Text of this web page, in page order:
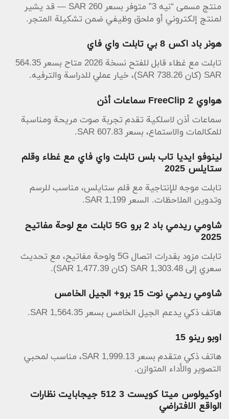
منتج مسمى “نيه 3” متوفر بسعر 260 SAR — قد يشير
لمنتج إلكتروني أو ملحق وظيفي ضمن تشكيلة المتجر.
هونر باد اكس 8 بي تابلت واي فاي
تابلت مع غطاء قابل للفتح نسخة 2026 متاح بسعر 564.35
SAR (كان 738.26 SAR)، خيار عملي للدراسة والترفيه.
هواوي FreeClip 2 سماعات أذن
سماعات أذن لاسلكية تقدم تجربة صوت مريحة ومناسبة
للمكالمات والاستماع، بسعر 607.83 SAR.
لينوفو ايديا تاب بلس تابلت واي فاي مع غطاء وقلم
ستايلس 2025
تابلت موجه للإنتاجية مع قلم ستايلس، مناسب للرسم
وتدوين الملاحظات. السعر 1,199 SAR.
شاومي ريدمي باد 2 برو 5G تابلت مع لوحة مفاتيح
2025
تابلت مزود بقدرات اتصال 5G ولوحة مفاتيح، مع تحديث
سعري إلى 1,303.48 SAR (كان 1,477.39 SAR).
شاومي ريدمي نوت 15 برو+ الجيل الخامس
هاتف ذكي يدعم الجيل الخامس بسعر 1,564.35 SAR.
اوبو رينو 15
هاتف ذكي متقدم بسعر 1,999.13 SAR، مناسب لمحبي
التصوير والأداء المتوازن.
اوكيولوس ميتا كويست 3 512 جيجابايت نظارات
الواقع الافتراضي